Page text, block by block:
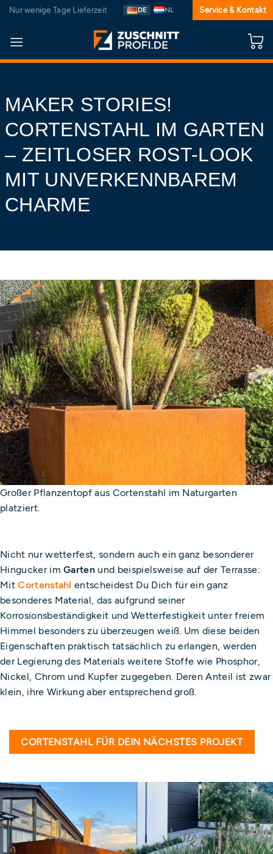
Zum
springen
Nur wenige Tage Lieferzeit DE NL Service & Kontakt
MAKER STORIES!
CORTENSTAHL IM GARTEN
– ZEITLOSER ROST-LOOK
MIT UNVERKENNBAREM
CHARME
Großer Pflanzentopf aus Cortenstahl im Naturgarten
platziert.
Nicht nur wetterfest, sondern auch ein ganz besonderer
Hingucker imGartenund beispielsweise auf der Terrasse:
MitCortenstahl entscheidest Du Dich für ein ganz
besonderes Material, das aufgrund seiner
Korrosionsbeständigkeit und Wetterfestigkeit unter freiem
Himmel besonders zu überzeugen weiß. Um diese beiden
Eigenschaften praktisch tatsächlich zu erlangen, werden
der Legierung des Materials weitere Stoffe wie Phosphor,
Nickel, Chrom und Kupfer zugegeben. Deren Anteil ist zwar
klein, ihre Wirkung aber entsprechend groß.
CORTENSTAHL FÜR DEIN NÄCHSTES PROJEKT